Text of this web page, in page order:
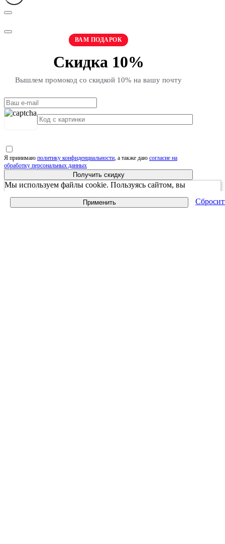
Применить
ВАМ ПОДАРОК
Скидка 10%
Вышлем промокод со скидкой 10% на вашу почту
Я принимаю политику конфиденциальности, а также даю согласие на
обработку персональных данных
Получить скидку
Мы используем файлы cookie. Пользуясь сайтом, вы